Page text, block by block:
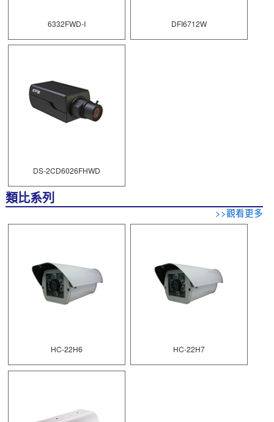
6332FWD-I DFI6712W
DS-2CD6026FHWD
類比系列
>>觀看更多
HC-22H6 HC-22H7